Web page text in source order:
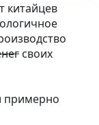
китайцев
своих
примерно